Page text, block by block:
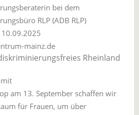
bei dem
RLP (ADB RLP)
mainz.de
am 13. September schaffen wir
für Frauen, um über